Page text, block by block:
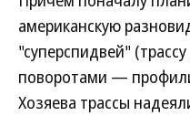
американскую
"суперспидвей"
поворотами —
Хозяева трассы